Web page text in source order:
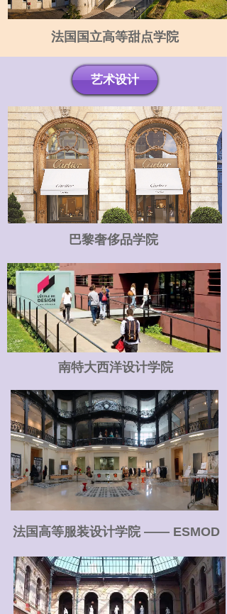
法国国立高等甜点学院
法国国立高等甜点学院
法国国立高等甜点学院
艺术设计
艺术设计
艺术设计
巴黎奢侈品学院
南特大西洋设计学院
法国高等服装设计学院 —— ESMOD